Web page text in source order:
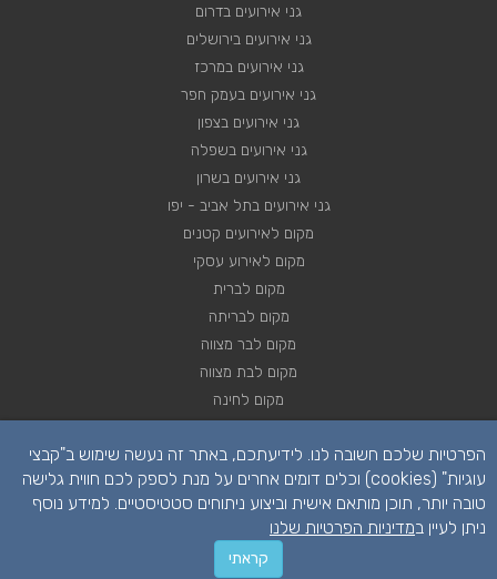
גני אירועים בדרום
גני אירועים בירושלים
גני אירועים במרכז
גני אירועים בעמק חפר
גני אירועים בצפון
גני אירועים בשפלה
גני אירועים בשרון
גני אירועים בתל אביב - יפו
מקום לאירועים קטנים
מקום לאירוע עסקי
מקום לברית
מקום לבריתה
מקום לבר מצווה
מקום לבת מצווה
מקום לחינה
מקום לכנסים
הפרטיות שלכם חשובה לנו. לידיעתכם, באתר זה נעשה שימוש ב"קבצי
עוגיות" (cookies) וכלים דומים אחרים על מנת לספק לכם חווית גלישה
טובה יותר, תוכן מותאם אישית וביצוע ניתוחים סטטיסטיים. למידע נוסף
ניתן לעיין במדיניות הפרטיות שלנו
קראתי